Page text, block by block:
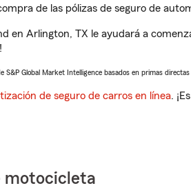
de las pólizas de seguro de
en Arlington, TX le ayudará a
S&P Global Market Intelligence basados en primas
de seguro de carros en línea.
motocicleta